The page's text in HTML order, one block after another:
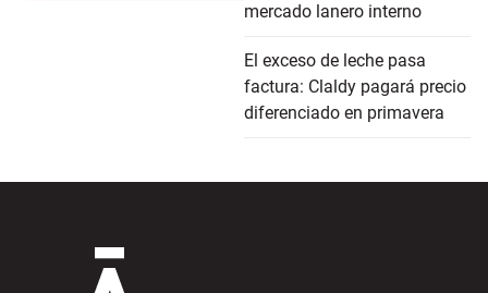
mercado lanero interno
El exceso de leche pasa
factura: Claldy pagará precio
diferenciado en primavera